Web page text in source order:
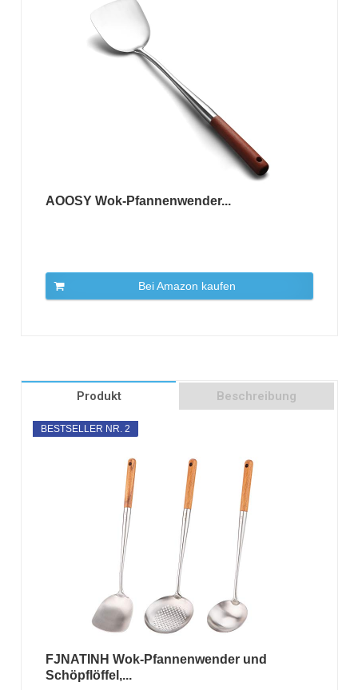
AOOSY Wok-Pfannenwender...
Bei Amazon kaufen
Produkt Beschreibung
BESTSELLER NR. 2
FJNATINH Wok-Pfannenwender und
Schöpflöffel,...